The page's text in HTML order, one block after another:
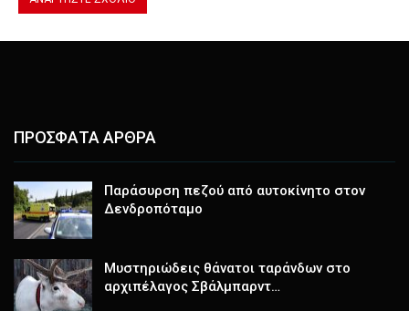
ΠΡΟΣΦΑΤΑ ΑΡΘΡΑ
Παράσυρση πεζού από αυτοκίνητο στον
Δενδροπόταμο
Μυστηριώδεις θάνατοι ταράνδων στο
αρχιπέλαγος Σβάλμπαρντ…